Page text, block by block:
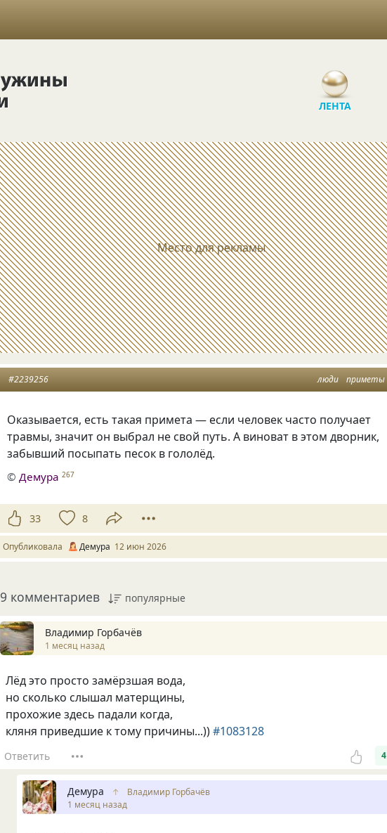
ЛЕНТА
Место для рекламы
люди приметы
#2239256
Оказывается, есть такая примета — если человек часто получает
травмы, значит он выбрал не свой путь. А виноват в этом дворник,
забывший посыпать песок в гололёд.
© Демура 267
33 8
Опубликовала Демура 12 июн 2026
9 комментариев популярные
Владимир Горбачёв
1 месяц назад
Лёд это просто замёрзшая вода,
но сколько слышал матерщины,
прохожие здесь падали когда,
кляня приведшие к тому причины...))#1083128
Ответить 4
Демура ↑
Владимир Горбачёв
1 месяц назад